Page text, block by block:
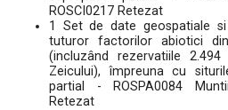
ROSCI0217 Retezat
1 Set de date geospatiale
tuturor factorilor abiotici
(incluzând rezervatiile
Zeicului), împreuna cu
partial - ROSPA0084
Retezat